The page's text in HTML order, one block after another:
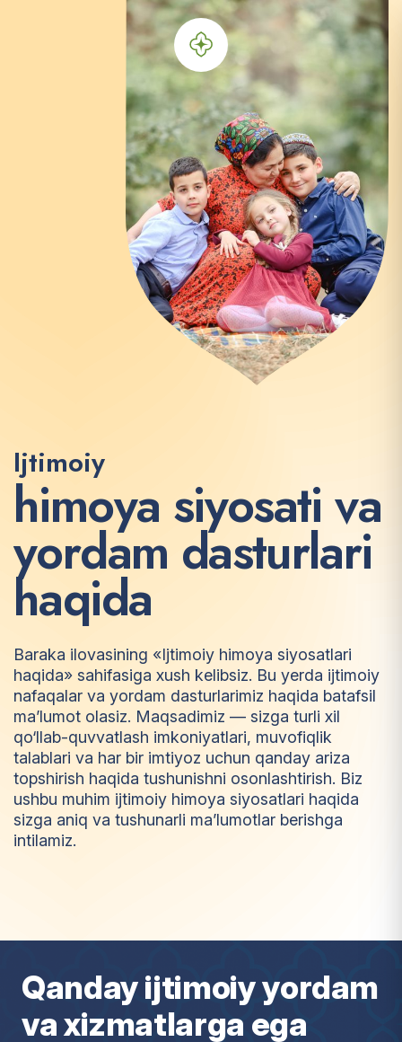
Ijtimoiy
himoya siyosati va
yordam dasturlari
haqida
Baraka ilovasining «Ijtimoiy himoya siyosatlari
haqida» sahifasiga xush kelibsiz. Bu yerda ijtimoiy
nafaqalar va yordam dasturlarimiz haqida batafsil
ma’lumot olasiz. Maqsadimiz — sizga turli xil
qo‘llab-quvvatlash imkoniyatlari, muvofiqlik
talablari va har bir imtiyoz uchun qanday ariza
topshirish haqida tushunishni osonlashtirish. Biz
ushbu muhim ijtimoiy himoya siyosatlari haqida
sizga aniq va tushunarli ma’lumotlar berishga
intilamiz.
mtiy oz
Qanday ijtimoiy yordam
va xizmatlarga ega